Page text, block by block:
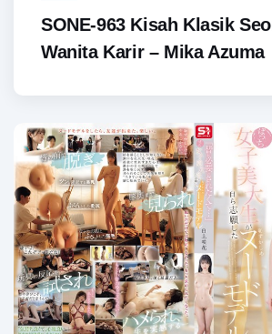
SONE-963 Kisah Klasik
Wanita Karir – Mika Azuma